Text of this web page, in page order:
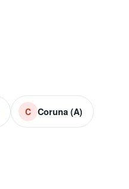
C Coruna (A)